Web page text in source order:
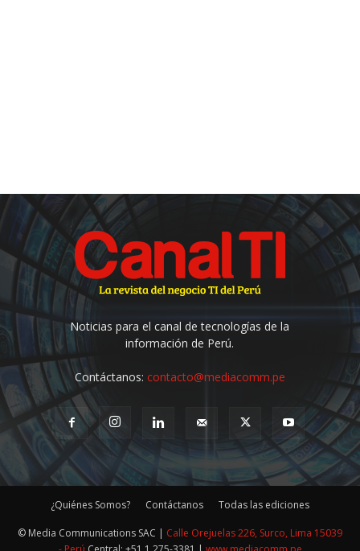
Noticias para el canal de tecnologías de la
información de Perú.
Contáctanos: contacto@mediacomm.pe
¿Quiénes Somos? Contáctanos Todas las ediciones
© Media Communications SAC | Calle Orejuelas 226, Surco, Lima 15039